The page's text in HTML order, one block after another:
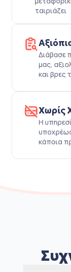
ταιριάζει
Διάβασε
μας,
και βρες
Χωρίς
Η
κάποια